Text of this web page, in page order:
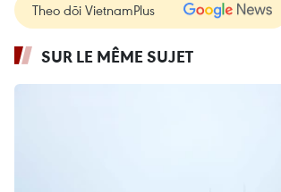
Theo dõi VietnamPlus
SUR LE MÊME SUJET